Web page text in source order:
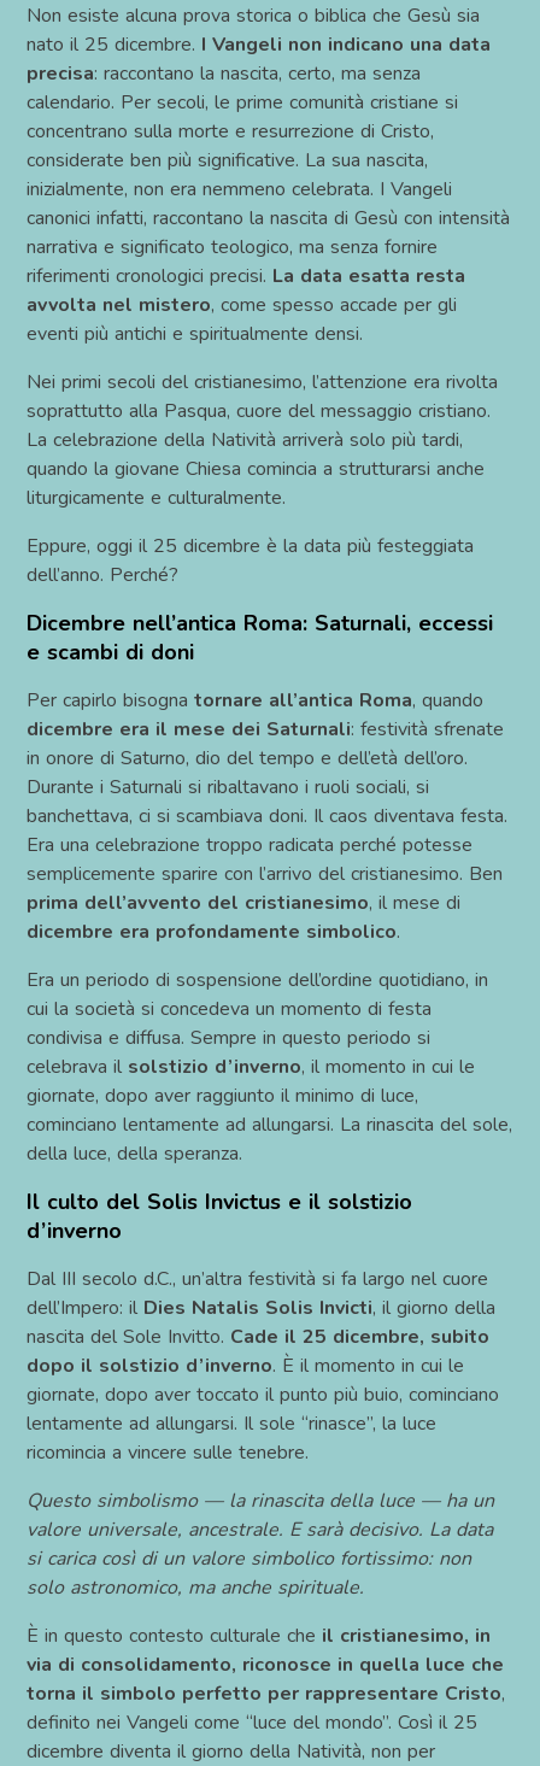
Non esiste alcuna prova storica o biblica che Gesù sia
nato il 25 dicembre. I Vangeli non indicano una data
precisa: raccontano la nascita, certo, ma senza
calendario. Per secoli, le prime comunità cristiane si
concentrano sulla morte e resurrezione di Cristo,
considerate ben più significative. La sua nascita,
inizialmente, non era nemmeno celebrata. I Vangeli
canonici infatti, raccontano la nascita di Gesù con intensità
narrativa e significato teologico, ma senza fornire
riferimenti cronologici precisi. La data esatta resta
avvolta nel mistero, come spesso accade per gli
eventi più antichi e spiritualmente densi.
Nei primi secoli del cristianesimo, l’attenzione era rivolta
soprattutto alla Pasqua, cuore del messaggio cristiano.
La celebrazione della Natività arriverà solo più tardi,
quando la giovane Chiesa comincia a strutturarsi anche
liturgicamente e culturalmente.
Eppure, oggi il 25 dicembre è la data più festeggiata
dell’anno. Perché?
Dicembre nell’antica Roma: Saturnali, eccessi
e scambi di doni
Per capirlo bisognatornare all’antica Roma, quando
dicembre era il mese dei Saturnali: festività sfrenate
in onore di Saturno, dio del tempo e dell’età dell’oro.
Durante i Saturnali si ribaltavano i ruoli sociali, si
banchettava, ci si scambiava doni. Il caos diventava festa.
Era una celebrazione troppo radicata perché potesse
semplicemente sparire con l’arrivo del cristianesimo. Ben
prima dell’avvento del cristianesimo, il mese di
dicembre era profondamente simbolico.
Era un periodo di sospensione dell’ordine quotidiano, in
cui la società si concedeva un momento di festa
condivisa e diffusa. Sempre in questo periodo si
celebrava il solstizio d’inverno, il momento in cui le
giornate, dopo aver raggiunto il minimo di luce,
cominciano lentamente ad allungarsi. La rinascita del sole,
della luce, della speranza.
Il culto del Solis Invictus e il solstizio
d’inverno
Dal III secolo d.C., un’altra festività si fa largo nel cuore
dell’Impero: il Dies Natalis Solis Invicti, il giorno della
nascita del Sole Invitto. Cade il 25 dicembre, subito
dopo il solstizio d’inverno. È il momento in cui le
giornate, dopo aver toccato il punto più buio, cominciano
lentamente ad allungarsi. Il sole “rinasce”, la luce
ricomincia a vincere sulle tenebre.
Questo simbolismo — la rinascita della luce — ha un
valore universale, ancestrale. E sarà decisivo. La data
si carica così di un valore simbolico fortissimo: non
solo astronomico, ma anche spirituale.
È in questo contesto culturale che il cristianesimo, in
via di consolidamento, riconosce in quella luce che
torna il simbolo perfetto per rappresentare Cristo,
definito nei Vangeli come “luce del mondo”. Così il 25
dicembre diventa il giorno della Natività, non per